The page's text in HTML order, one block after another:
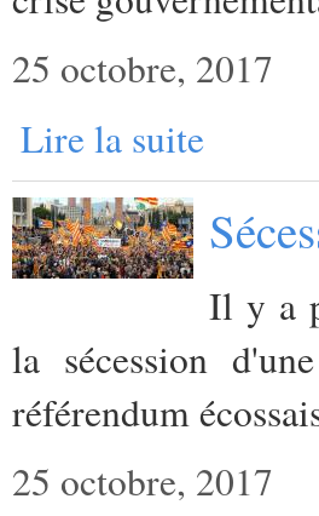
25 octobre, 2017
Lire la suite
Il y a
la sécession
référendum
25 octobre, 2017